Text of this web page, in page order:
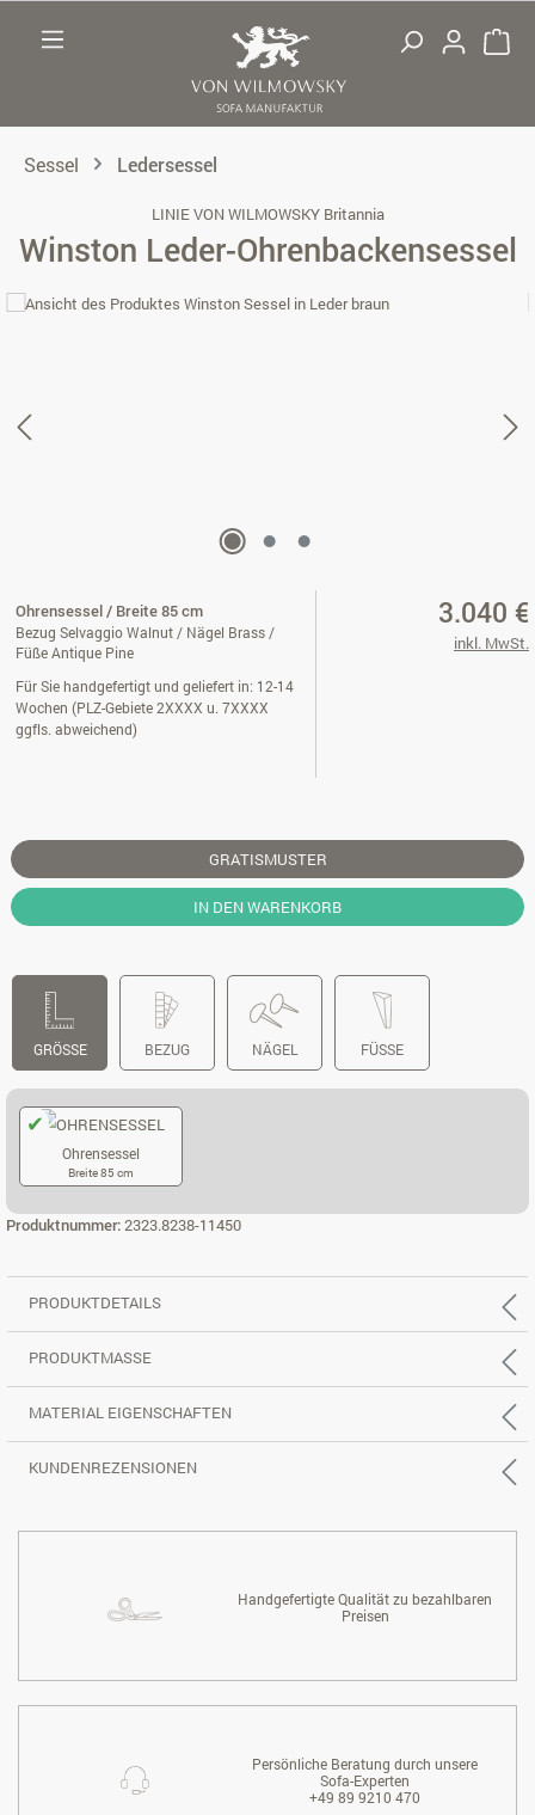
Sessel Ledersessel
LINIE VON WILMOWSKY Britannia
Winston Leder-Ohrenbackensessel
Bildergalerie überspringen
Ohrensessel / Breite 85 cm
Bezug Selvaggio Walnut / Nägel Brass /
Füße Antique Pine
Für Sie handgefertigt und geliefert in: 12-14
Wochen (PLZ-Gebiete 2XXXX u. 7XXXX
ggfls. abweichend)
3.040 €
inkl. MwSt.
GRATISMUSTER
IN DEN WARENKORB
GRÖSSE BEZUG NÄGEL FÜSSE
Ohrensessel
Breite 85 cm
Produktnummer:2323.8238-11450
PRODUKTDETAILS
PRODUKTMASSE
MATERIAL EIGENSCHAFTEN
KUNDENREZENSIONEN
Handgefertigte Qualität zu bezahlbaren
Preisen
Persönliche Beratung durch unsere
Sofa-Experten
+49 89 9210 470